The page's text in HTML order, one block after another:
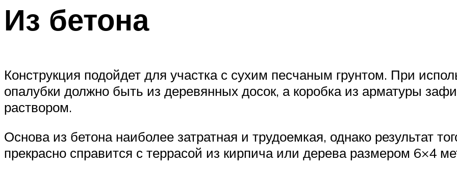
Из бетона
Конструкция подойдет для участка с сухим песчаным грунтом. При
опалубки должно быть из деревянных досок, а коробка из арматуры
раствором.
Основа из бетона наиболее затратная и трудоемкая, однако результат
прекрасно справится с террасой из кирпича или дерева размером 6×4